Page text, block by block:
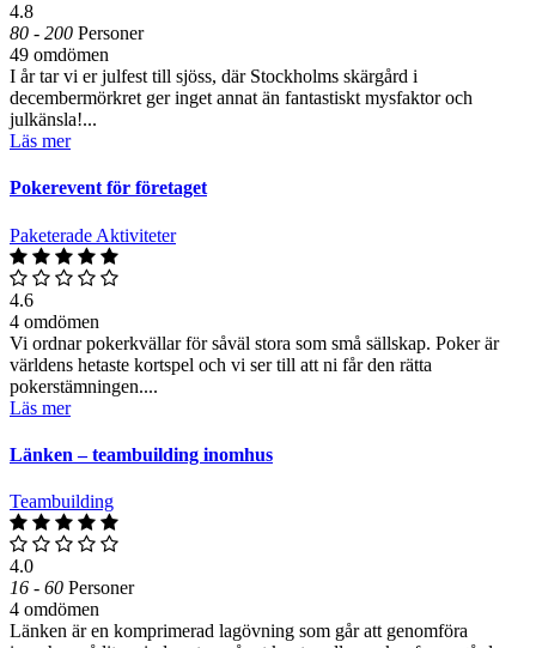
4.8
80 - 200 Personer
49 omdömen
I år tar vi er julfest till sjöss, där Stockholms skärgård i
decembermörkret ger inget annat än fantastiskt mysfaktor och
julkänsla!...
Läs mer
Pokerevent för företaget
Paketerade Aktiviteter
4.6
4 omdömen
Vi ordnar pokerkvällar för såväl stora som små sällskap. Poker är
världens hetaste kortspel och vi ser till att ni får den rätta
pokerstämningen....
Läs mer
Länken – teambuilding inomhus
Teambuilding
4.0
16 - 60 Personer
4 omdömen
Länken är en komprimerad lagövning som går att genomföra